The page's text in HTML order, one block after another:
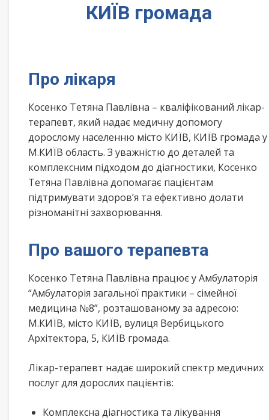
КИЇВ громада
Про лікаря
Косенко Тетяна Павлівна – кваліфікований лікар-
терапевт, який надає медичну допомогу
дорослому населенню місто КИЇВ, КИЇВ громада у
М.КИЇВ область. З уважністю до деталей та
комплексним підходом до діагностики, Косенко
Тетяна Павлівна допомагає пацієнтам
підтримувати здоров’я та ефективно долати
різноманітні захворювання.
Про вашого терапевта
Косенко Тетяна Павлівна працює у Амбулаторія
“Амбулаторія загальної практики – сімейної
медицина №8”, розташованому за адресою:
М.КИЇВ, місто КИЇВ, вулиця Вербицького
Архітектора, 5, КИЇВ громада.
Лікар-терапевт надає широкий спектр медичних
послуг для дорослих пацієнтів:
Комплексна діагностика та лікування